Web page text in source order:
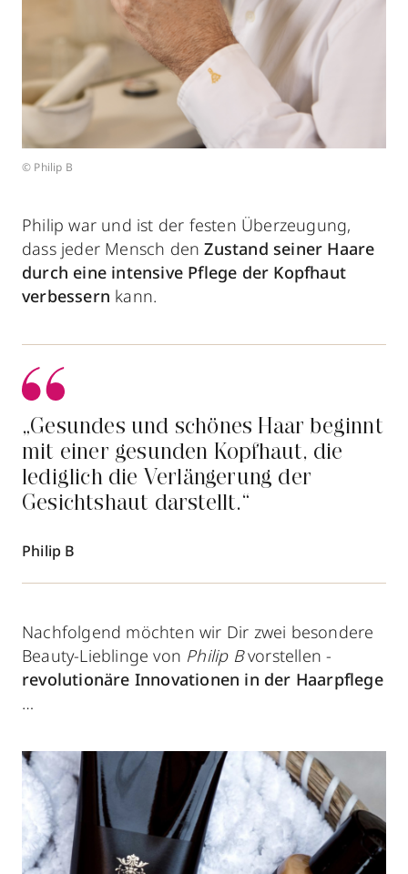
© Philip B
Philip war und ist der festen Überzeugung,
dass jeder Mensch denZustand seiner Haare
durch eine intensive Pflege der Kopfhaut
verbessern kann.
„Gesundes und schönes Haar beginnt
mit einer gesunden Kopfhaut, die
lediglich die Verlängerung der
Gesichtshaut darstellt.“
Philip B
Nachfolgend möchten wir Dir zwei besondere
Beauty-Lieblinge von Philip Bvorstellen -
revolutionäre Innovationen in der Haarpflege
…